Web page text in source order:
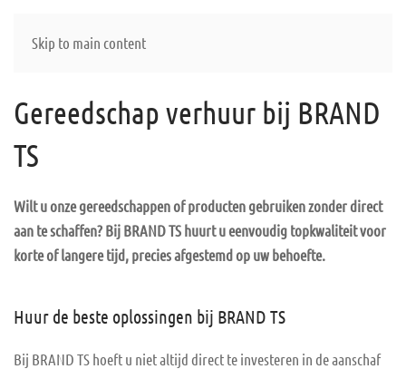
Skip to main content
Gereedschap verhuur bij BRAND
TS
Wilt u onze gereedschappen of producten gebruiken zonder direct
aan te schaffen? Bij BRAND TS huurt u eenvoudig topkwaliteit voor
korte of langere tijd, precies afgestemd op uw behoefte.
Huur de beste oplossingen bij BRAND TS
Bij BRAND TS hoeft u niet altijd direct te investeren in de aanschaf